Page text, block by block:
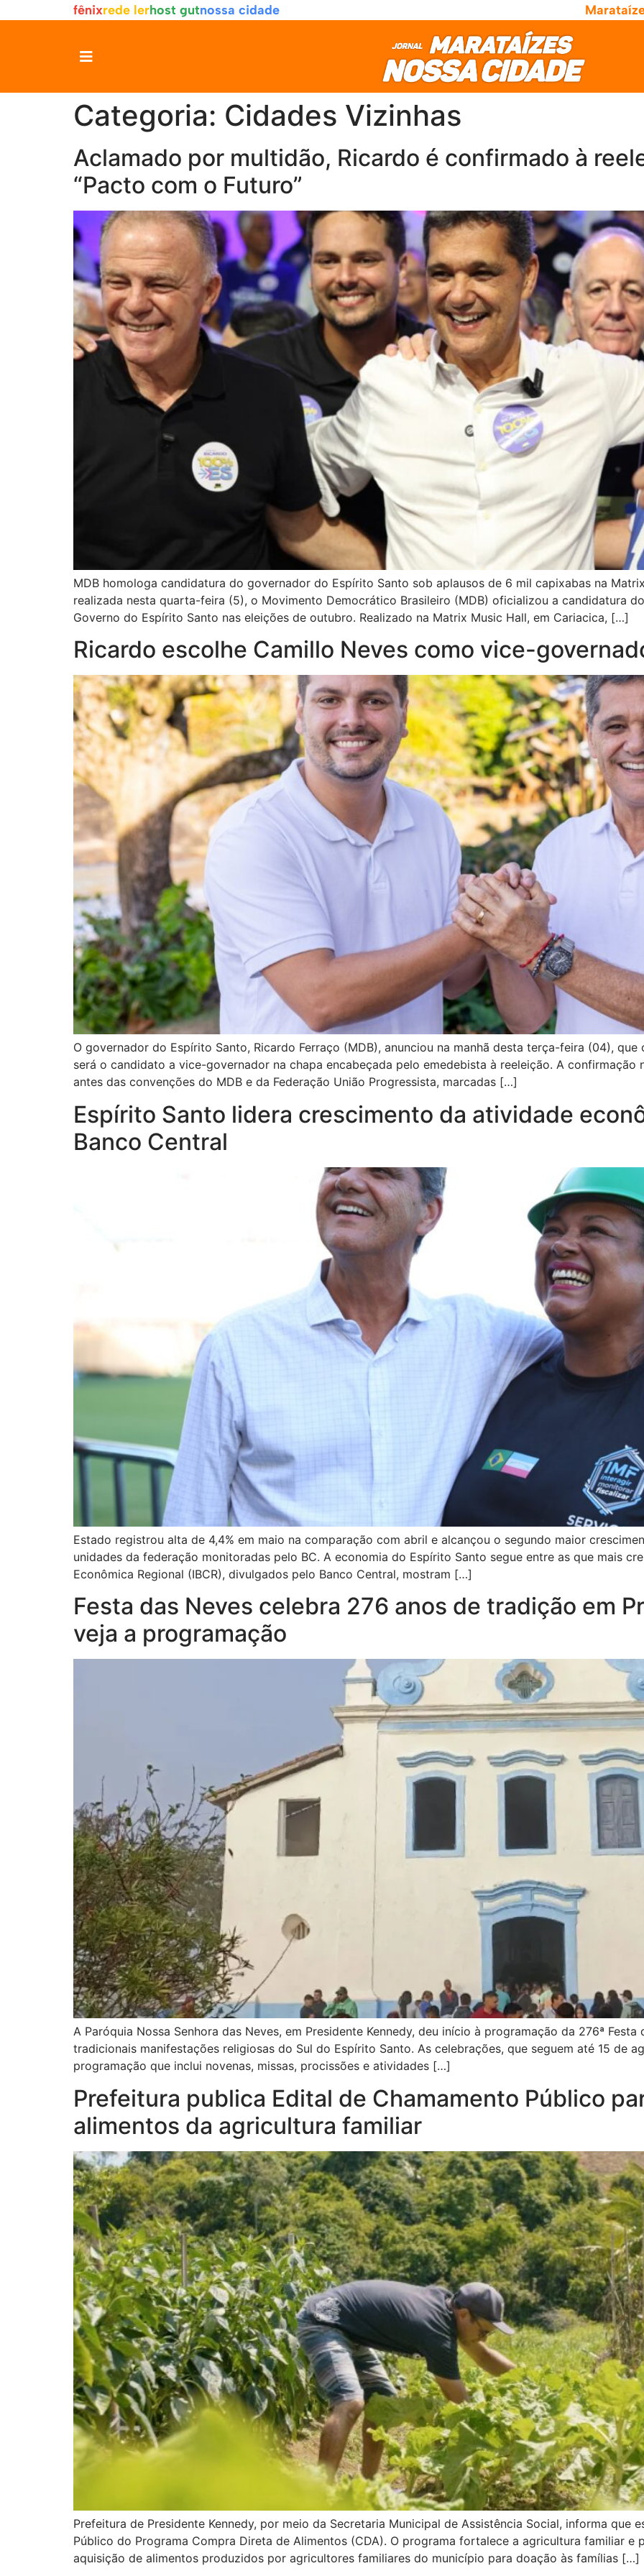
fênixrede lerhost gutnossa cidade
Categoria: Cidades Vizinhas
Aclamado por multidão, Ricardo é confirmado à
“Pacto com o Futuro”
MDB homologa candidatura do governador do Espírito Santo sob aplausos de 6 mil capixabas na
realizada nesta quarta-feira (5), o Movimento Democrático Brasileiro (MDB) oficializou a candidatura
Governo do Espírito Santo nas eleições de outubro. Realizado na Matrix Music Hall, em Cariacica, […]
Ricardo escolhe Camillo Neves como vice-
O governador do Espírito Santo, Ricardo Ferraço (MDB), anunciou na manhã desta terça-feira (04),
será o candidato a vice-governador na chapa encabeçada pelo emedebista à reeleição. A
antes das convenções do MDB e da Federação União Progressista, marcadas […]
Espírito Santo lidera crescimento da atividade
Banco Central
Estado registrou alta de 4,4% em maio na comparação com abril e alcançou o segundo maior
unidades da federação monitoradas pelo BC. A economia do Espírito Santo segue entre as que mais
Econômica Regional (IBCR), divulgados pelo Banco Central, mostram […]
Festa das Neves celebra 276 anos de tradição em
veja a programação
A Paróquia Nossa Senhora das Neves, em Presidente Kennedy, deu início à programação da 276ª
tradicionais manifestações religiosas do Sul do Espírito Santo. As celebrações, que seguem até 15 de
programação que inclui novenas, missas, procissões e atividades […]
Prefeitura publica Edital de Chamamento Público
alimentos da agricultura familiar
Prefeitura de Presidente Kennedy, por meio da Secretaria Municipal de Assistência Social, informa que
Público do Programa Compra Direta de Alimentos (CDA). O programa fortalece a agricultura familiar e
aquisição de alimentos produzidos por agricultores familiares do município para doação às famílias […]